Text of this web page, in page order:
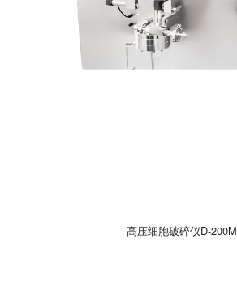
高压细胞破碎仪D-200M